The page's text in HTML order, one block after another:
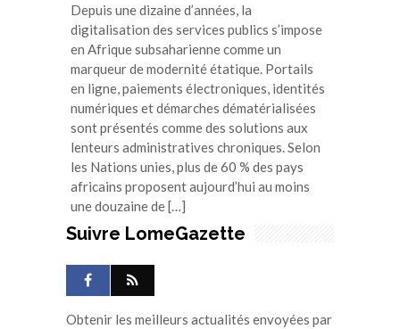
Depuis une dizaine d’années, la
digitalisation des services publics s’impose
en Afrique subsaharienne comme un
marqueur de modernité étatique. Portails
en ligne, paiements électroniques, identités
numériques et démarches dématérialisées
sont présentés comme des solutions aux
lenteurs administratives chroniques. Selon
les Nations unies, plus de 60 % des pays
africains proposent aujourd’hui au moins
une douzaine de […]
Suivre LomeGazette
Obtenir les meilleurs actualités envoyées par